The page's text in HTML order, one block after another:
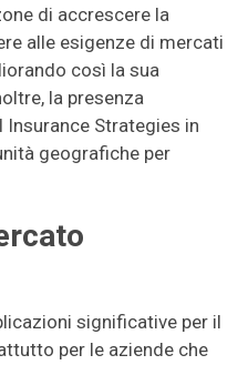
di accrescere la
alle esigenze di mercati
così la sua
la presenza
Strategies in
geografiche per
significative per il
per le aziende che